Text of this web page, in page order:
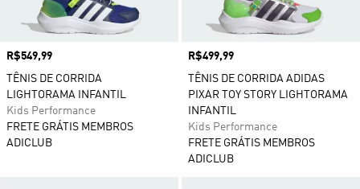
Preço
R$549,99
TÊNIS DE CORRIDA
LIGHTORAMA INFANTIL
Kids Performance
FRETE GRÁTIS MEMBROS
ADICLUB
Preço
R$499,99
TÊNIS DE CORRIDA ADIDAS
PIXAR TOY STORY LIGHTORAMA
INFANTIL
Kids Performance
FRETE GRÁTIS MEMBROS
ADICLUB